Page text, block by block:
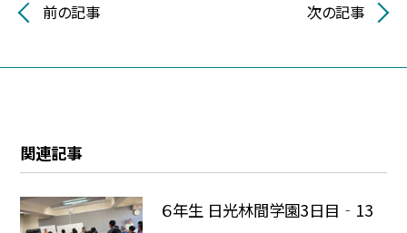
前の記事 次の記事
関連記事
６年生 日光林間学園3日目‐13